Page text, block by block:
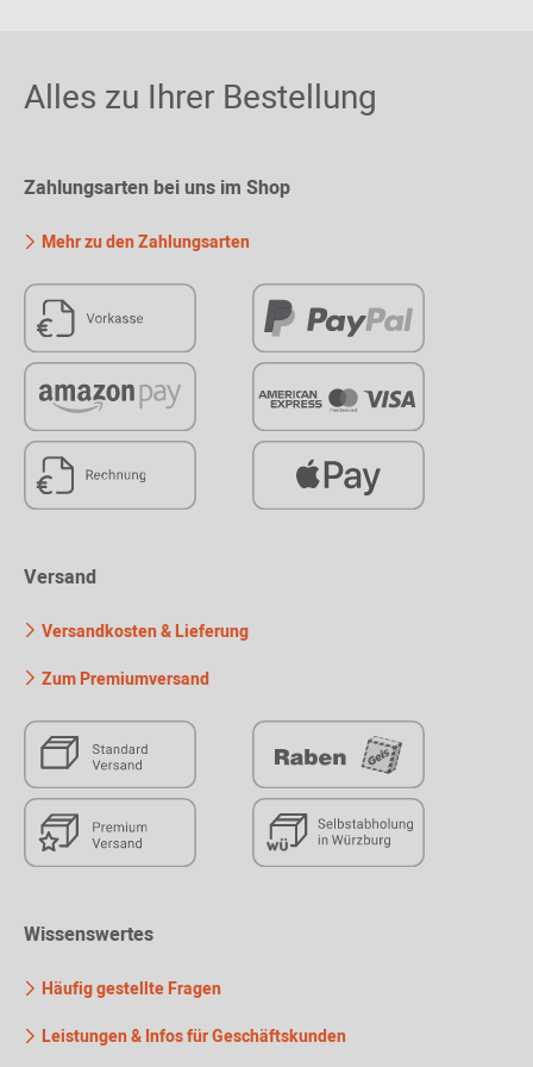
Alles zu Ihrer Bestellung
Zahlungsarten bei uns im Shop
Mehr zu den Zahlungsarten
Versand
Versandkosten & Lieferung
Zum Premiumversand
Wissenswertes
Häufig gestellte Fragen
Leistungen & Infos für Geschäftskunden